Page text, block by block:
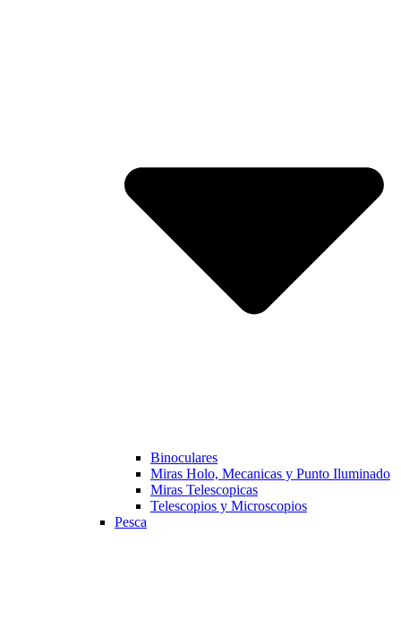
Binoculares
Miras Holo, Mecanicas y Punto Iluminado
Miras Telescopicas
Telescopios y Microscopios
Pesca